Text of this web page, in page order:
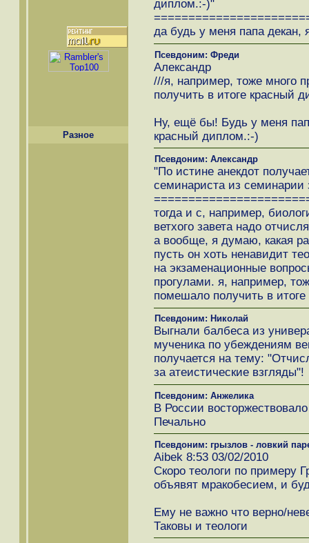
Разное
диплом.:-)"
да будь у меня папа
Псевдоним: Фреди
Александр
///я, например, тоже много
получить в итоге красный
Ну, ещё бы! Будь у меня
красный диплом.:-)
Псевдоним: Александр
"По истине анекдот
семинариста из семинарии
тогда и с, например,
ветхого завета надо
а вообще, я думаю, какая
пусть он хоть ненавидит
на экзаменационные
прогулами. я, например,
помешало получить в
Псевдоним: Николай
Выгнали балбеса из
мученика по убеждениям
получается на тему:
за атеистические взгляды"!
Псевдоним: Анжелика
В России
Печально
Псевдоним: грызлов - ловкий
Aibek 8:53 03/02/2010
Скоро теологи по примеру
объявят мракобесием, и
Ему не важно что верно/
Таковы и теологи